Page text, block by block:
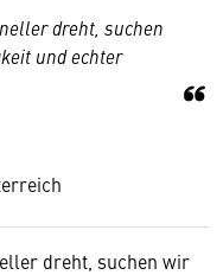
dreht, suchen
und echter
dreht, suchen wir